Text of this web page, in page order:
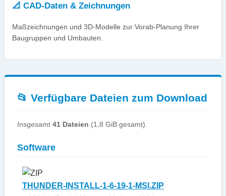
📐 CAD-Daten & Zeichnungen
Maßzeichnungen und 3D-Modelle zur Vorab-Planung Ihrer
Baugruppen und Umbauten.
📂 Verfügbare Dateien zum Download
Insgesamt 41 Dateien (1,8 GiB gesamt).
Software
THUNDER-INSTALL-1-6-19-1-MSI.ZIP